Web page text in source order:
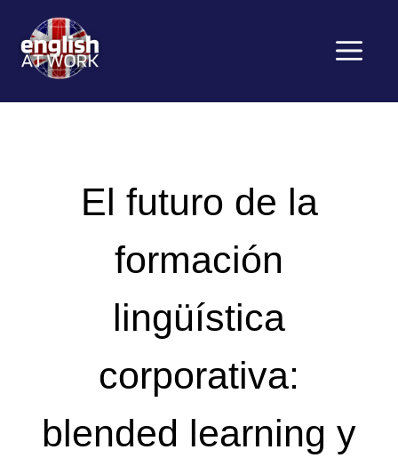
contenido
Menú
El futuro de la
formación
lingüística
corporativa:
blended learning y